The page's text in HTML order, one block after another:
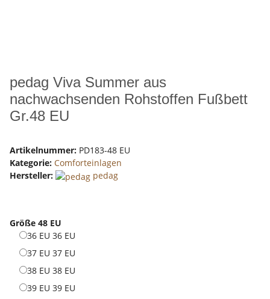
pedag Viva Summer aus
nachwachsenden Rohstoffen Fußbett
Gr.48 EU
Artikelnummer: PD183-48 EU
Kategorie: Comforteinlagen
Hersteller:
pedag
Größe 48 EU
36 EU 36 EU
37 EU 37 EU
38 EU 38 EU
39 EU 39 EU